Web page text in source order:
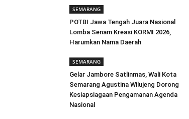
SEMARANG
POTBI Jawa Tengah Juara Nasional
Lomba Senam Kreasi KORMI 2026,
Harumkan Nama Daerah
SEMARANG
Gelar Jambore Satlinmas, Wali Kota
Semarang Agustina Wilujeng Dorong
Kesiapsiagaan Pengamanan Agenda
Nasional